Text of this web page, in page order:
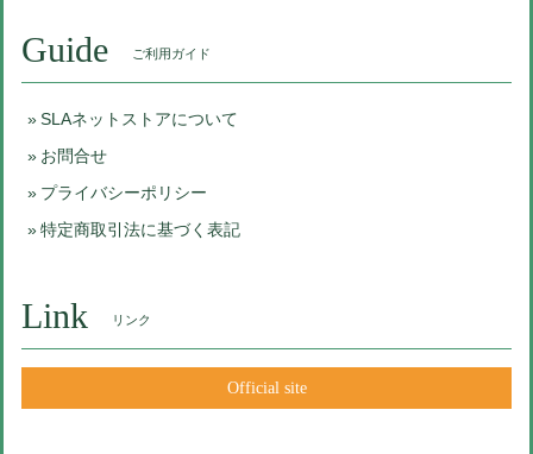
Guide ご利用ガイド
SLAネットストアについて
お問合せ
プライバシーポリシー
特定商取引法に基づく表記
Link リンク
Official site